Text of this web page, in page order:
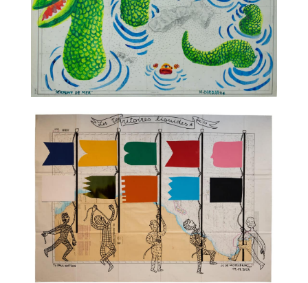
TALC02-22 – Hervé Di Rosa